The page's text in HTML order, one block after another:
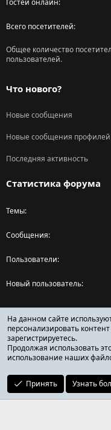
Гостей онлайн
Всего посетителей
Общее количество
пользователей.
Что нового?
Новые сообщения
Новые сообщения профилей
Последняя активность
Статистика форума
Темы
Сообщения
Пользователи
Новый пользователь
Поделиться
Facebook
X (Twitter)
Reddit
ОТЗЫВЫ ОНЛАЙН ФОРУМ
На данном сайте
персонализировать
зарегистрируетесь.
Продолжая использовать
использование наших
Принять Узнать